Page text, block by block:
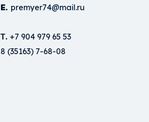
E. premyer74@mail.ru
Т. +7 904 979 65 53
8 (35163) 7-68-08